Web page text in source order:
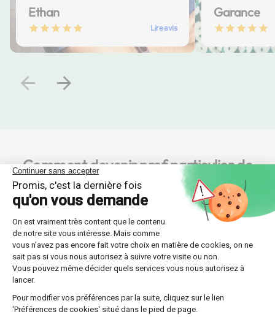
Ethan
Lire avis
Garance
Comment devenir prof particulier de
SVT chez Les Sherpas ?
L’inscription à notre plateforme est simple est rapide !
Inscris-toi dès maintenant.
C’est facile et rapide !